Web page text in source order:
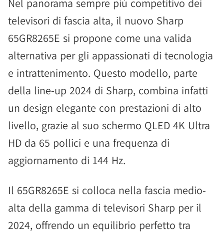
Nel panorama sempre più competitivo dei
televisori di fascia alta, il nuovo Sharp
65GR8265E si propone come una valida
alternativa per gli appassionati di tecnologia
e intrattenimento. Questo modello, parte
della line-up 2024 di Sharp, combina infatti
un design elegante con prestazioni di alto
livello, grazie al suo schermo QLED 4K Ultra
HD da 65 pollici e una frequenza di
aggiornamento di 144 Hz.
Il 65GR8265E si colloca nella fascia medio-
alta della gamma di televisori Sharp per il
2024, offrendo un equilibrio perfetto tra